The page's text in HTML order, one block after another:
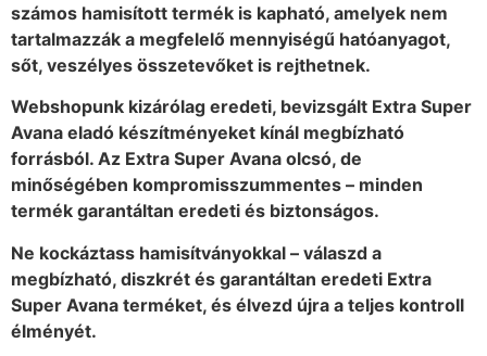
számos hamisított termék is kapható, amelyek nem
tartalmazzák a megfelelő mennyiségű hatóanyagot,
sőt, veszélyes összetevőket is rejthetnek.
Webshopunk kizárólag eredeti, bevizsgált Extra Super
Avana eladó készítményeket kínál megbízható
forrásból. Az Extra Super Avana olcsó, de
minőségében kompromisszummentes – minden
termék garantáltan eredeti és biztonságos.
Ne kockáztass hamisítványokkal – válaszd a
megbízható, diszkrét és garantáltan eredeti Extra
Super Avana terméket, és élvezd újra a teljes kontroll
élményét.